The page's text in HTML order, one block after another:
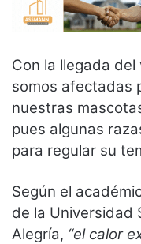
Con la llegada
somos afectadas
nuestras
pues algunas
para regular su
Según el
de la Universidad
Alegría, “el calor